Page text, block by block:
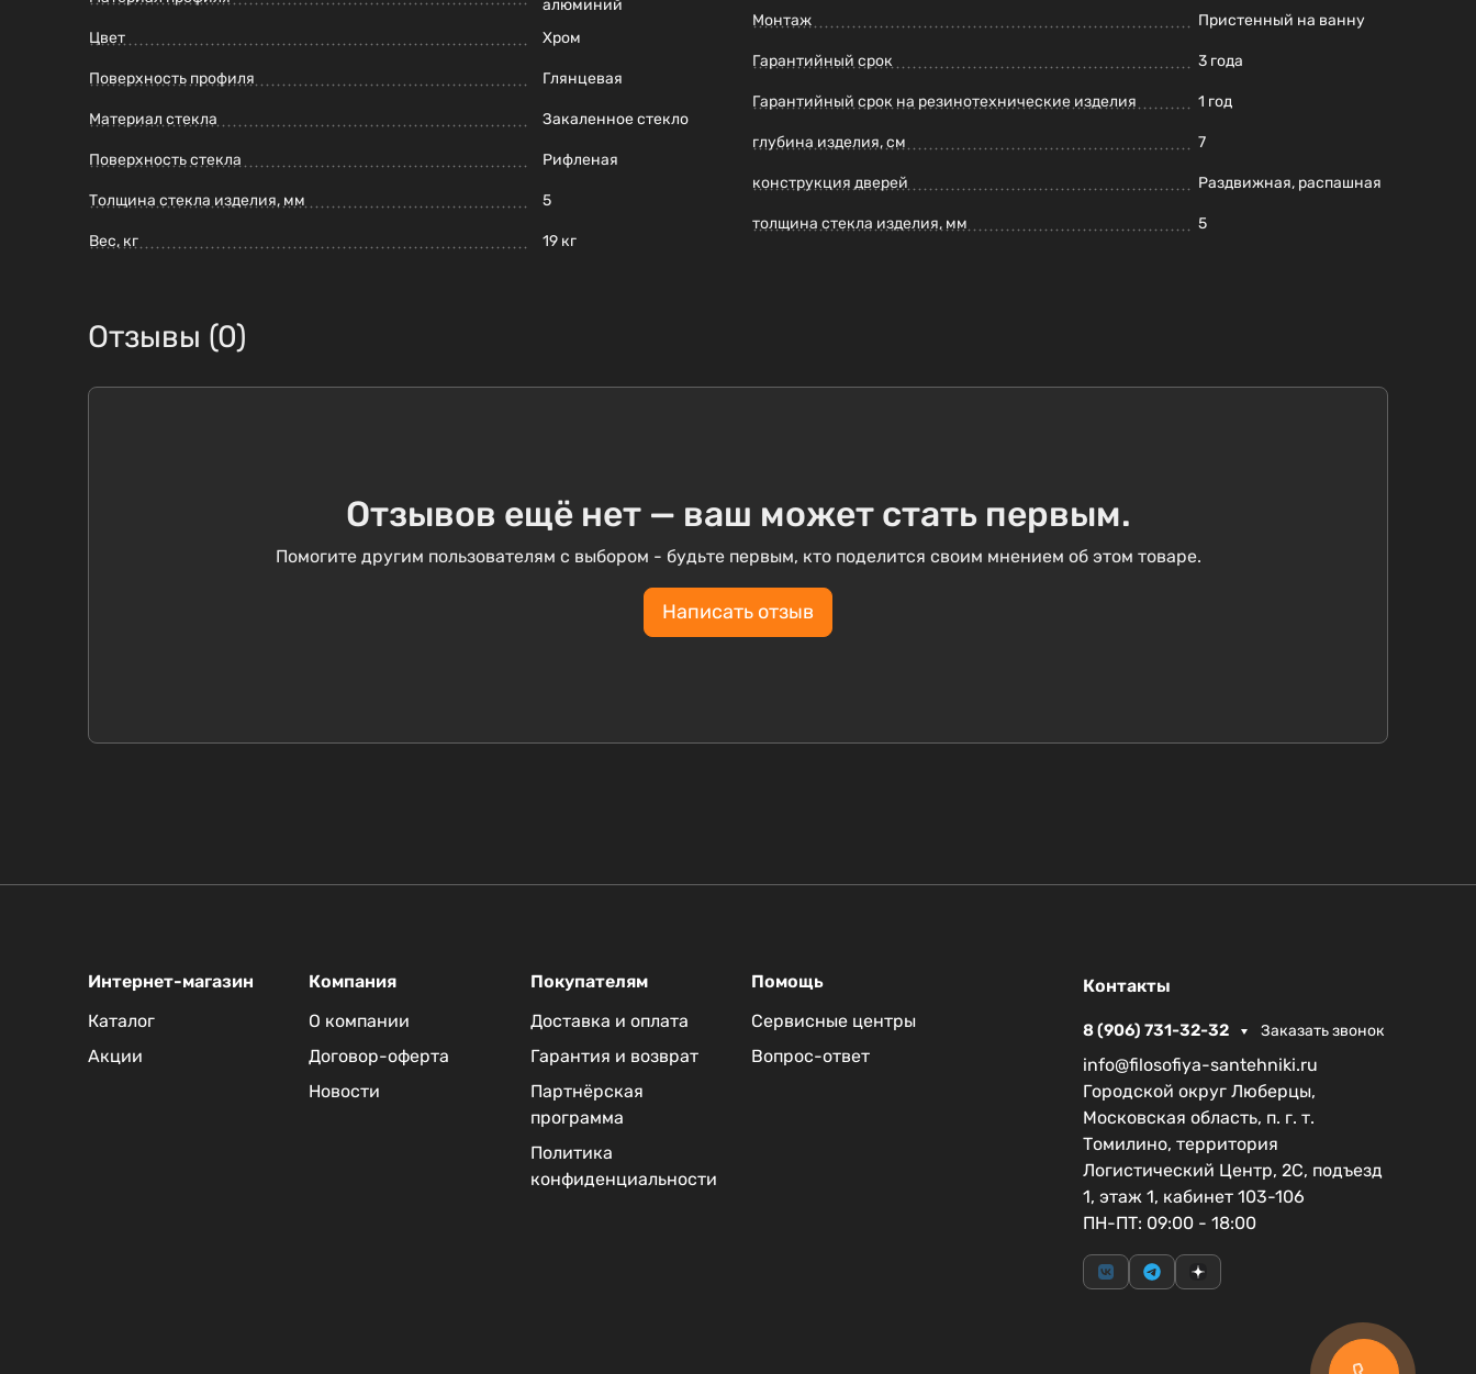
алюминий
Цвет
Хром
Поверхность профиля Глянцевая
Материал стекла Закаленное стекло
Поверхность стекла Рифленая
Толщина стекла изделия, мм 5
Вес, кг 19 кг
Монтаж
Пристенный на ванну
Гарантийный срок 3 года
Гарантийный срок на резинотехнические изделия 1 год
глубина изделия, см 7
конструкция дверей Раздвижная, распашная
толщина стекла изделия, мм 5
Отзывы (0)
Отзывов ещё нет — ваш может стать первым.
Помогите другим пользователям с выбором - будьте первым, кто поделится своим мнением об этом товаре.
Написать отзыв
Интернет-магазин
Каталог
Акции
Компания
О компании
Договор-оферта
Новости
Покупателям
Доставка и оплата
Гарантия и возврат
Партнёрская
программа
Политика
конфиденциальности
Помощь
Сервисные центры
Вопрос-ответ
Контакты
8 (906) 731-32-32 Заказать звонок
info@filosofiya-santehniki.ru
Городской округ Люберцы,
Московская область, п. г. т.
Томилино, территория
Логистический Центр, 2С, подъезд
1, этаж 1, кабинет 103-106
ПН-ПТ: 09:00 - 18:00